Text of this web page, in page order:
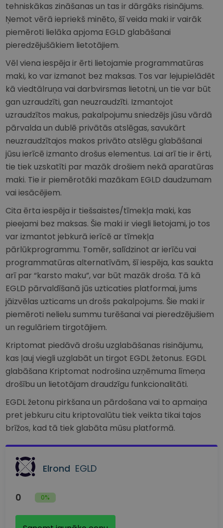
tehniskākas zināšanas un tas ir dārgāks risinājums.
Ņemot vērā iepriekš minēto, šī veida maki ir vairāk
piemēroti lielāka apjoma EGLD glabāšanai
pieredzējušākiem lietotājiem.
Vēl viena iespēja ir ērti lietojamie programmatūras
maki, ko var izmanot bez maksas. Tos var lejupielādēt
kā viedtālruņa vai darbvirsmas lietotni, un tie var būt
gan uzraudzīti, gan neuzraudzīti. Izmantojot
uzraudzītos makus, pakalpojumu sniedzējs jūsu vārdā
pārvalda un dublē privātās atslēgas, savukārt
neuzraudzītajos makos privāto atslēgu glabāšanai
jūsu ierīcē izmanto drošus elementus. Lai arī tie ir ērti,
tie tiek uzskatīti par mazāk drošiem nekā aparatūras
maki. Tie ir piemērotāki mazākam EGLD daudzumam
vai iesācējiem.
Cita ērta iespēja ir tiešsaistes/tīmekļa maki, kas
pieejami bez maksas. Šie maki ir viegli lietojami, jo tos
var izmantot jebkurā ierīcē ar tīmekļa
pārlūkprogrammu. Tomēr, salīdzinot ar ierīču vai
programmatūras alternatīvām, šī iespēja, kas saukta
arī par “karsto maku”, var būt mazāk droša. Tā kā
EGLD pārvaldīšanā jūs uzticaties platformai, jums
jāizvēlas uzticams un drošs pakalpojums. Šie maki ir
piemēroti nelielu summu turēšanai vai pieredzējušiem
un regulāriem tirgotājiem.
Kriptomat piedāvā drošu uzglabāšanas risinājumu,
kas ļauj viegli uzglabāt un tirgot EGDL žetonus. EGDL
glabāšana Kriptomat nodrošina uzņēmuma līmeņa
drošību un lietotājam draudzīgu funkcionalitāti.
EGDL žetonu pirkšana un pārdošana vai to apmaiņa
pret jebkuru citu kriptovalūtu tiek veikta tikai tajos
brīžos, kad tā tiek glabāta mūsu platformā.
Elrond EGLD
0 0%